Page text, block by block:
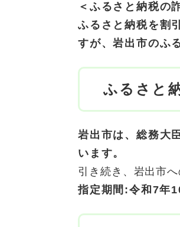
＜ふるさと納税の
ふるさと納税を割
すが、岩出市のふ
ふるさと
岩出市は、総務大
います。
引き続き、岩出市
指定期間:令和7年